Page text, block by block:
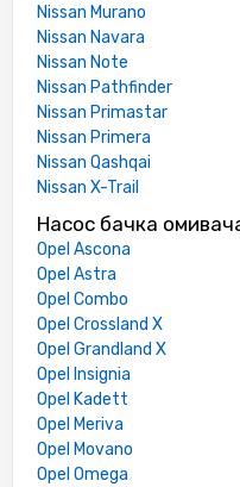
Nissan Murano
Nissan Navara
Nissan Note
Nissan Pathfinder
Nissan Primastar
Nissan Primera
Nissan Qashqai
Nissan X-Trail
Насос бачка
Opel Ascona
Opel Astra
Opel Combo
Opel Crossland X
Opel Grandland X
Opel Insignia
Opel Kadett
Opel Meriva
Opel Movano
Opel Omega